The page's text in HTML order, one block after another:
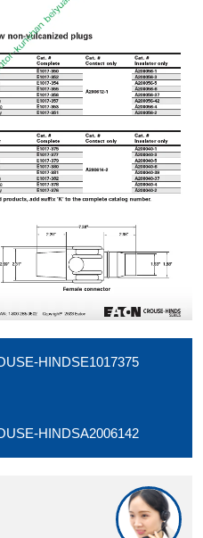
HINDSE1017375
HINDSA2006142